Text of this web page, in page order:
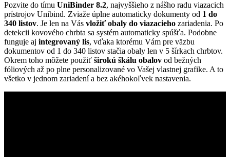
Pozvite do tímu UniBinder 8.2, najvyššieho z nášho radu viazacich
prístrojov Unibind. Zviaže úplne automaticky dokumenty od 1 do
340 listov. Je len na Vás vložiť obaly do viazacieho zariadenia. Po
detekcii kovového chrbta sa systém automaticky spúšťa. Podobne
funguje aj integrovaný lis, vďaka ktorému Vám pre väzbu
dokumentov od 1 do 340 listov stačia obaly len v 5 šírkach chrbtov.
Okrem toho môžete použiť širokú škálu obalov od bežných
fóliových až po plne personalizované vo Vašej vlastnej grafike. A to
všetko v jednom zariadení a bez akéhokoľvek nastavenia.